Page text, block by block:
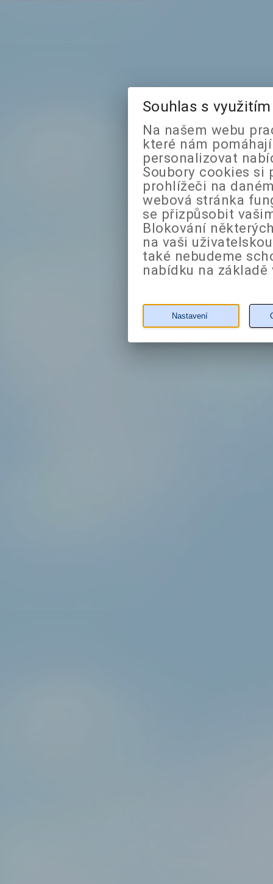
Souhlas s
Na našem webu
které nám
personalizovat
Soubory cookies si
prohlížeči na
webová stránka
se přizpůsobit
Blokování
na vaši
také nebudeme
nabídku na
Nastavení